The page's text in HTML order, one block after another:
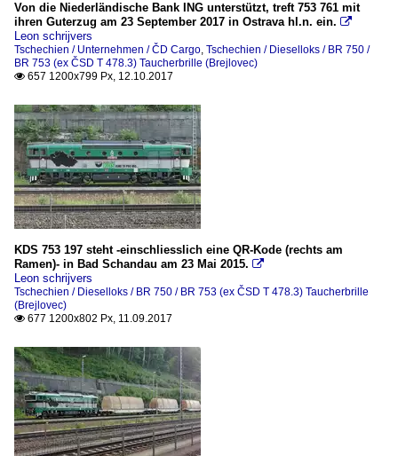
Von die Niederländische Bank ING unterstützt, treft 753 761 mit
ihren Guterzug am 23 September 2017 in Ostrava hl.n. ein. 
Leon schrijvers
Tschechien / Unternehmen / ČD Cargo, Tschechien / Dieselloks / BR 750 /
BR 753 (ex ČSD T 478.3) Taucherbrille (Brejlovec)
 657 1200x799 Px, 12.10.2017
KDS 753 197 steht -einschliesslich eine QR-Kode (rechts am
Ramen)- in Bad Schandau am 23 Mai 2015. 
Leon schrijvers
Tschechien / Dieselloks / BR 750 / BR 753 (ex ČSD T 478.3) Taucherbrille
(Brejlovec)
 677 1200x802 Px, 11.09.2017